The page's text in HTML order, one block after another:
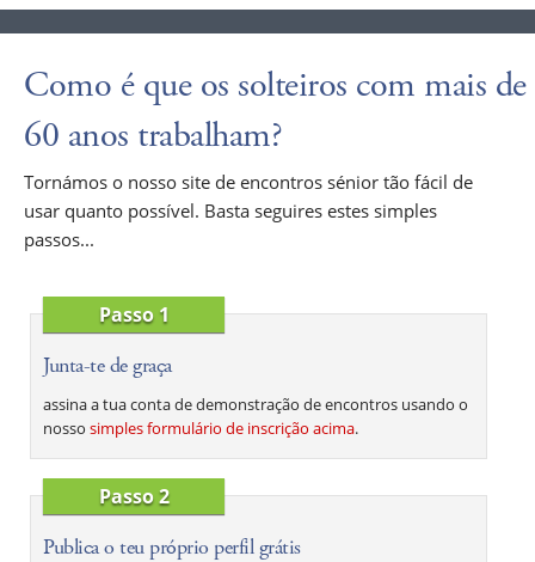
Como é que os solteiros com mais de
60 anos trabalham?
Tornámos o nosso site de encontros sénior tão fácil de
usar quanto possível. Basta seguires estes simples
passos...
Passo 1
Junta-te de graça
assina a tua conta de demonstração de encontros usando o
nosso simples formulário de inscrição acima.
Passo 2
Publica o teu próprio perfil grátis